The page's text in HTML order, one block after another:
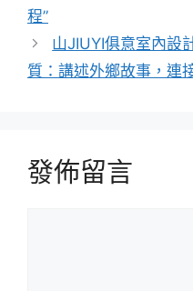
程”
山JIUYI俱意室內設
質：講述外鄉故事，連
發佈留言